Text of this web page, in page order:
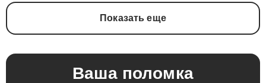
Показать еще
Ваша поломка